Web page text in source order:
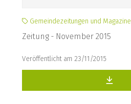
Gemeindezeitungen und Magazine
Zeitung - November 2015
Veröffentlicht am 23/11/2015